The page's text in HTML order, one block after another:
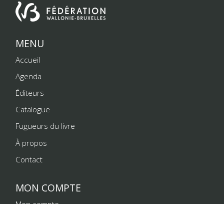
MENU
Accueil
Agenda
Éditeurs
Catalogue
Fugueurs du livre
À propos
Contact
MON COMPTE